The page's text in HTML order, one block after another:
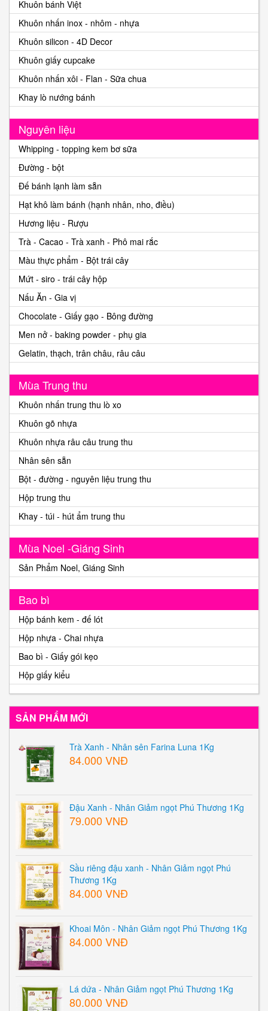
Khuôn bánh Việt
Khuôn nhấn inox - nhôm - nhựa
Khuôn silicon - 4D Decor
Khuôn giấy cupcake
Khuôn nhấn xôi - Flan - Sữa chua
Khay lò nướng bánh
Nguyên liệu
Whipping - topping kem bơ sữa
Đường - bột
Đế bánh lạnh làm sẵn
Hạt khô làm bánh (hạnh nhân, nho, điều)
Hương liệu - Rượu
Trà - Cacao - Trà xanh - Phô mai rắc
Màu thực phẩm - Bột trái cây
Mứt - siro - trái cây hộp
Nấu Ăn - Gia vị
Chocolate - Giấy gạo - Bông đường
Men nở - baking powder - phụ gia
Gelatin, thạch, trân châu, râu câu
Mùa Trung thu
Khuôn nhấn trung thu lò xo
Khuôn gõ nhựa
Khuôn nhựa râu câu trung thu
Nhân sên sẵn
Bột - đường - nguyên liệu trung thu
Hộp trung thu
Khay - túi - hút ẩm trung thu
Mùa Noel -Giáng Sinh
Sản Phẩm Noel, Giáng Sinh
Bao bì
Hộp bánh kem - đế lót
Hộp nhựa - Chai nhựa
Bao bì - Giấy gói kẹo
Hộp giấy kiểu
SẢN PHẨM MỚI
Trà Xanh - Nhân sên Farina Luna 1Kg
84.000 VNĐ
Đậu Xanh - Nhân Giảm ngọt Phú Thương 1Kg
79.000 VNĐ
Sầu riêng đậu xanh - Nhân Giảm ngọt Phú
Thương 1Kg
84.000 VNĐ
Khoai Môn - Nhân Giảm ngọt Phú Thương 1Kg
84.000 VNĐ
Lá dứa - Nhân Giảm ngọt Phú Thương 1Kg
80.000 VNĐ